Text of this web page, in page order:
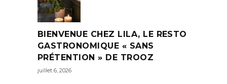
BIENVENUE CHEZ LILA, LE RESTO
GASTRONOMIQUE « SANS
PRÉTENTION » DE TROOZ
juillet 6, 2026